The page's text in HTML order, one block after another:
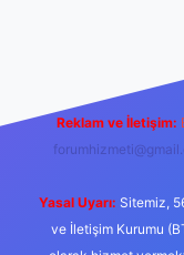
Reklam ve İletişim:
Yasal Uyarı: Sitemiz,
ve İletişim Kurumu